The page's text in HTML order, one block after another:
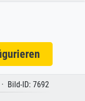
Bild-ID: 7692